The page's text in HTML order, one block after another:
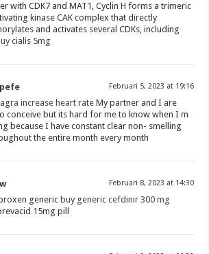
with CDK7 and MAT1, Cyclin H forms a trimeric
kinase CAK complex that directly
and activates several CDKs, including
cialis 5mg
Februari 5, 2023 at 19:16
increase heart rate My partner and I are
conceive but its hard for me to know when I m
because I have constant clear non- smelling
the entire month every month
Februari 8, 2023 at 14:30
generic buy generic cefdinir 300 mg
15mg pill